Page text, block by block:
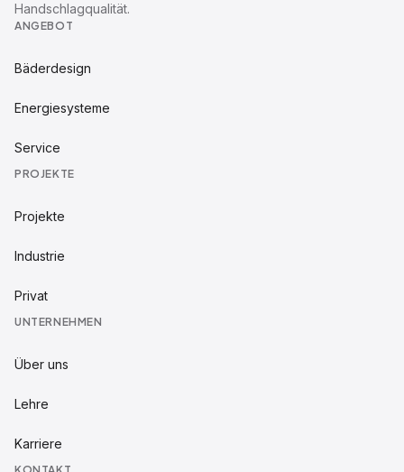
Handschlagqualität.
ANGEBOT
Bäderdesign
Energiesysteme
Service
PROJEKTE
Projekte
Industrie
Privat
UNTERNEHMEN
Über uns
Lehre
Karriere